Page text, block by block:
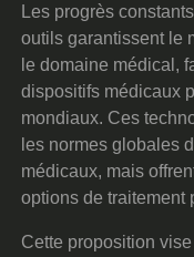
Les progrès
outils garantissent le
le domaine médical,
dispositifs médicaux
mondiaux. Ces
les normes globales
médicaux, mais
options de traitement
Cette proposition